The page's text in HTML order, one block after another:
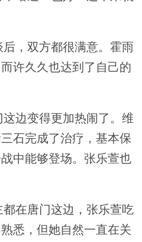
，双方都很满意。霍雨
许久久也达到了自己的
边变得更加热闹了。维
石完成了治疗，基本保
中能够登场。张乐萱也
在唐门这边，张乐萱吃
悉，但她自然一直在关